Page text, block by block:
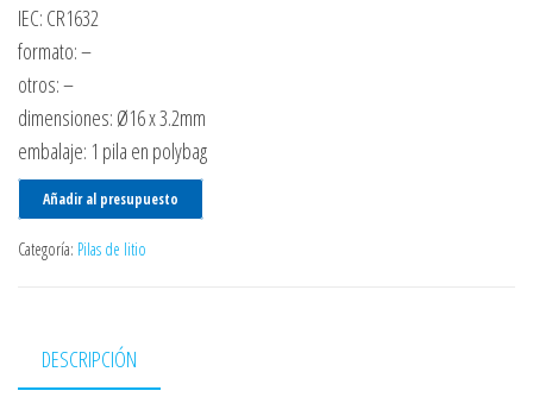
IEC: CR1632
formato: –
otros: –
dimensiones: Ø16 x 3.2mm
embalaje: 1 pila en polybag
Añadir al presupuesto
Categoría: Pilas de litio
DESCRIPCIÓN